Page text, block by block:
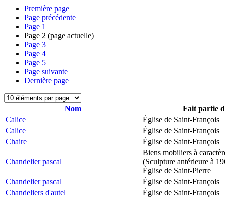
Première page
Page précédente
Page 1
Page 2 (page actuelle)
Page 3
Page 4
Page 5
Page suivante
Dernière page
Nom
Fait partie
Calice
Église de Saint-François
Calice
Église de Saint-François
Chaire
Église de Saint-François
Chandelier pascal
Biens mobiliers à
(Sculpture antérieure à
Église de Saint-Pierre
Chandelier pascal
Église de Saint-François
Chandeliers d'autel
Église de Saint-François